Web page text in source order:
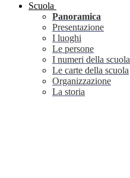
Scuola
Panoramica
Presentazione
I luoghi
Le persone
I numeri della scuola
Le carte della scuola
Organizzazione
La storia